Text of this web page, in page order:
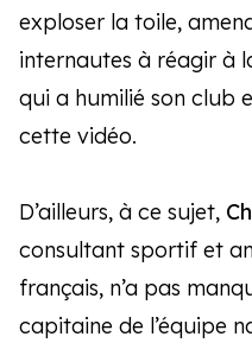
exploser la toile,
internautes à réagir à
qui a humilié son club
cette vidéo.
D’ailleurs, à ce sujet,
consultant sportif et
français, n’a pas
capitaine de l’équipe